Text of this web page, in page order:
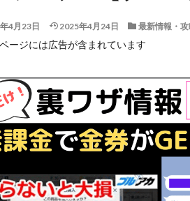
4月23日 2025年4月24日 最新情報・
ージには広告が含まれています